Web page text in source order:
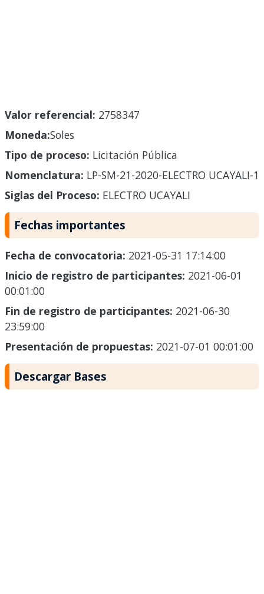
Valor referencial: 2758347
Moneda:Soles
Tipo de proceso: Licitación Pública
Nomenclatura: LP-SM-21-2020-ELECTRO UCAYALI-1
Siglas del Proceso: ELECTRO UCAYALI
Fechas importantes
Fecha de convocatoria: 2021-05-31 17:14:00
Inicio de registro de participantes: 2021-06-01
00:01:00
Fin de registro de participantes: 2021-06-30
23:59:00
Presentación de propuestas: 2021-07-01 00:01:00
Descargar Bases